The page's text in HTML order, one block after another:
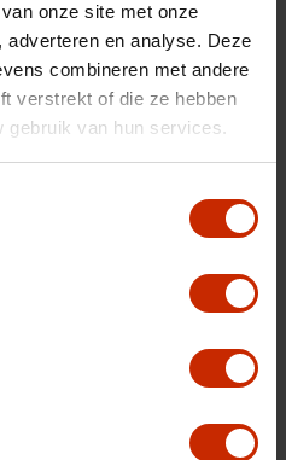
onze site met onze
en analyse. Deze
combineren met andere
verstrekt of die ze hebben
gebruik van hun services.